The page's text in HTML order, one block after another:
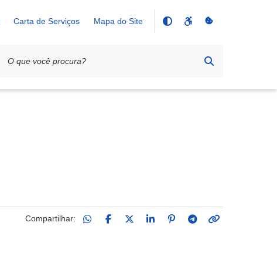
Carta de Serviços Mapa do Site
Compartilhar: